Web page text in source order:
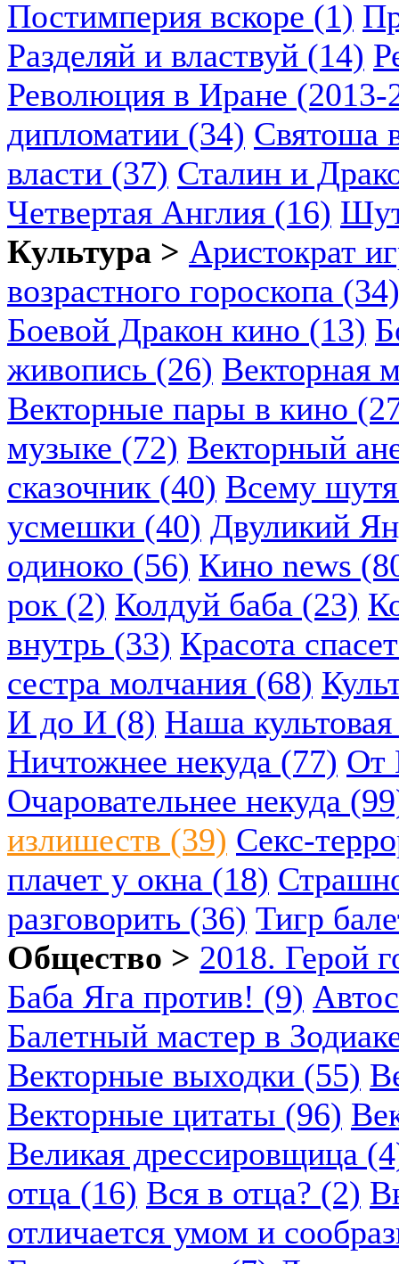
Постимперия вскоре (1)
Разделяй и властвуй (14)
Революция в Иране (2013-
дипломатии (34) Святоша
власти (37) Сталин и
Четвертая Англия (16)
Культура > Аристократ
возрастного гороскопа (34)
Боевой Дракон кино (13)
живопись (26) Векторная
Векторные пары в кино
музыке (72) Векторный
сказочник (40) Всему
усмешки (40) Двуликий
одиноко (56) Кино news
рок (2) Колдуй баба (23)
внутрь (33) Красота
сестра молчания (68)
И до И (8) Наша
Ничтожнее некуда (77) От
Очаровательнее некуда
излишеств (39) Секс-
плачет у окна (18)
разговорить (36) Тигр
Общество > 2018. Герой
Баба Яга против! (9)
Балетный мастер в
Векторные выходки (55)
Векторные цитаты (96)
Великая дрессировщица
отца (16) Вся в отца? (2)
отличается умом и